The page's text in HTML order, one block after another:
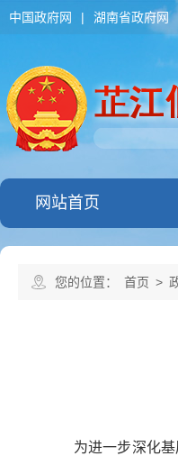
中国政府网 | 湖南省政府网
网站首页
您的位置： 首页 >
为进一步深化